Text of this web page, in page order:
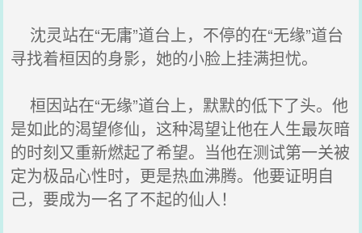
沈灵站在“无庸”道台上，不停的在“无缘”道台
寻找着桓因的身影，她的小脸上挂满担忧。
桓因站在“无缘”道台上，默默的低下了头。他
是如此的渴望修仙，这种渴望让他在人生最灰暗
的时刻又重新燃起了希望。当他在测试第一关被
定为极品心性时，更是热血沸腾。他要证明自
己，要成为一名了不起的仙人！